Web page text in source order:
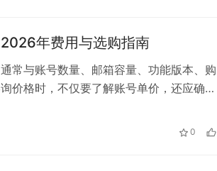
年费用与选购指南
常与账号数量、邮箱容量、功能版本、购
价格时，不仅要了解账号单价，还应确认
主要采用以下几种收费方式： 1. 按账号和
0